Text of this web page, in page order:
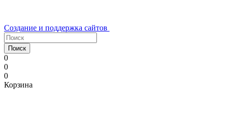
Создание и поддержка сайтов
Поиск
0
0
0
Корзина